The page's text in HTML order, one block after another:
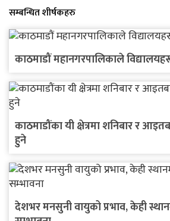
सम्बन्धित शीर्षकहरु
काठमाडौं महानगरपालिकाले
काठमाडौंका यी क्षेत्रमा शनिबार र
हुने
देशभर मनसुनी वायुको प्रभाव, केही